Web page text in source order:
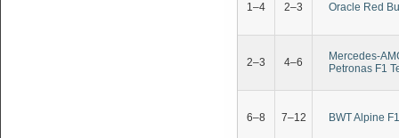
1–4 2–3 Oracle Red
2–3 4–6
Mercedes-
Petronas F1
6–8 7–12 BWT Alpine